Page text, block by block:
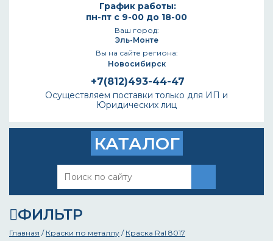
График работы:
пн-пт с 9-00 до 18-00
Ваш город:
Эль-Монте
Вы на сайте региона:
Новосибирск
+7(812)493-44-47
Осуществляем поставки только для ИП и
Юридических лиц
КАТАЛОГ
ФИЛЬТР
Главная / Краски по металлу / Краска Ral 8017